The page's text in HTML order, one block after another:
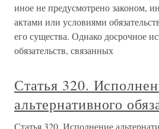
иное не предусмотрено законом,
актами или условиями
его существа. Однако досрочное
обязательств, связанных
Статья 320.
альтернативного
Статья 320. Исполнение